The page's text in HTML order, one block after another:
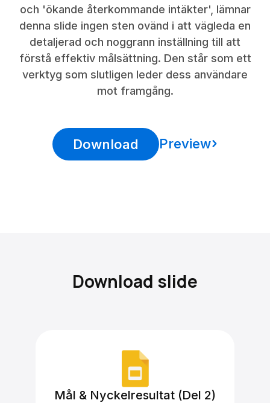
och 'ökande återkommande intäkter', lämnar
denna slide ingen sten ovänd i att vägleda en
detaljerad och noggrann inställning till att
förstå effektiv målsättning. Den står som ett
verktyg som slutligen leder dess användare
mot framgång.
Download Preview
Download slide
Mål & Nyckelresultat (Del 2)